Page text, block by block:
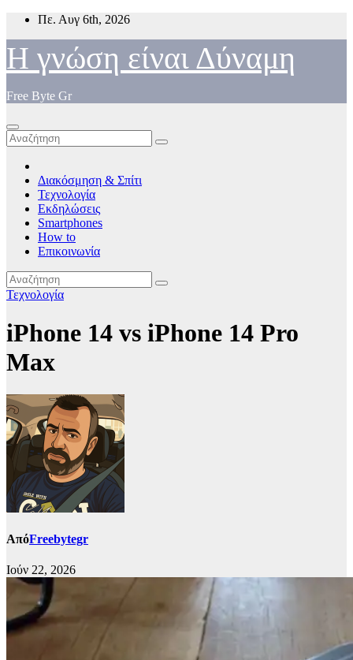
Μετάβαση
περιεχόμενο
Πε. Αυγ 6th, 2026
Η γνώση είναι Δύναμη
Free Byte Gr
Διακόσμηση & Σπίτι
Τεχνολογία
Εκδηλώσεις
Smartphones
How to
Επικοινωνία
Τεχνολογία
iPhone 14 vs iPhone 14 Pro
Max
ΑπόFreebytegr
Ιούν 22, 2026